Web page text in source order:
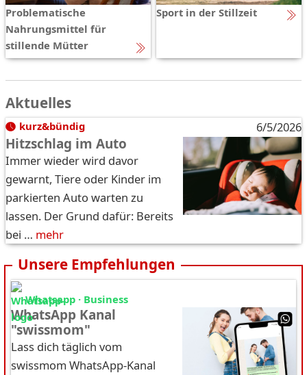
Problematische
Nahrungsmittel für
stillende Mütter
Sport in der Stillzeit
Aktuelles
kurz&bündig 6/5/2026
Hitzschlag im Auto
Immer wieder wird davor
gewarnt, Tiere oder Kinder im
parkierten Auto warten zu
lassen. Der Grund dafür: Bereits
bei … mehr
Unsere Empfehlungen
Whatsapp · Business
WhatsApp Kanal
"swissmom"
Lass dich täglich vom
swissmom WhatsApp-Kanal